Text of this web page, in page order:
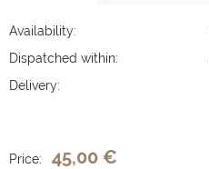
Availability:
Dispatched within:
Delivery:
Price: 45,00 €